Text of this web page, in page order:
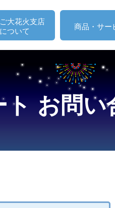
大花火支店
について
商品・サー
お問い